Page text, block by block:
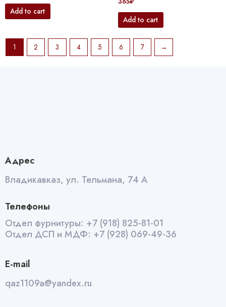
Add to cart
Add to cart
1 2 3 4 5 6 7 →
Адрес
Владикавказ, ул. Тельмана, 74 А
Телефоны
Отдел фурнитуры: +7 (918) 825-81-01
Отдел ДСП и МДФ: +7 (928) 069-49-36
E-mail
qaz1109a@yandex.ru